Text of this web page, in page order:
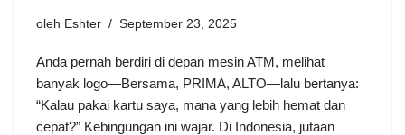
oleh Eshter September 23, 2025
Anda pernah berdiri di depan mesin ATM, melihat
banyak logo—Bersama, PRIMA, ALTO—lalu bertanya:
“Kalau pakai kartu saya, mana yang lebih hemat dan
cepat?” Kebingungan ini wajar. Di Indonesia, jutaan